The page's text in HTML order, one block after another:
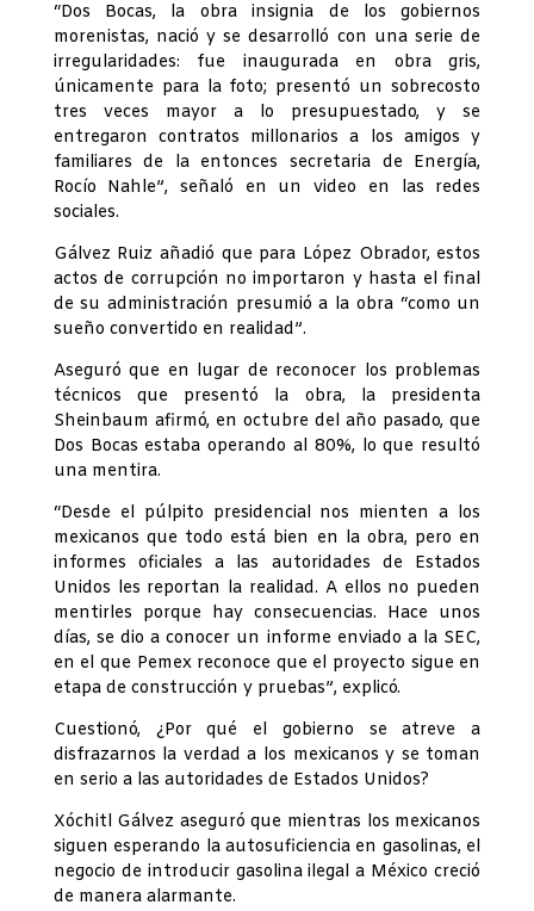
“Dos Bocas, la obra insignia de los gobiernos
morenistas, nació y se desarrolló con una serie de
irregularidades: fue inaugurada en obra gris,
únicamente para la foto; presentó un sobrecosto
tres veces mayor a lo presupuestado, y se
entregaron contratos millonarios a los amigos y
familiares de la entonces secretaria de Energía,
Rocío Nahle”, señaló en un video en las redes
sociales.
Gálvez Ruiz añadió que para López Obrador, estos
actos de corrupción no importaron y hasta el final
de su administración presumió a la obra “como un
sueño convertido en realidad”.
Aseguró que en lugar de reconocer los problemas
técnicos que presentó la obra, la presidenta
Sheinbaum afirmó, en octubre del año pasado, que
Dos Bocas estaba operando al 80%, lo que resultó
una mentira.
“Desde el púlpito presidencial nos mienten a los
mexicanos que todo está bien en la obra, pero en
informes oficiales a las autoridades de Estados
Unidos les reportan la realidad. A ellos no pueden
mentirles porque hay consecuencias. Hace unos
días, se dio a conocer un informe enviado a la SEC,
en el que Pemex reconoce que el proyecto sigue en
etapa de construcción y pruebas”, explicó.
Cuestionó, ¿Por qué el gobierno se atreve a
disfrazarnos la verdad a los mexicanos y se toman
en serio a las autoridades de Estados Unidos?
Xóchitl Gálvez aseguró que mientras los mexicanos
siguen esperando la autosuficiencia en gasolinas, el
negocio de introducir gasolina ilegal a México creció
de manera alarmante.